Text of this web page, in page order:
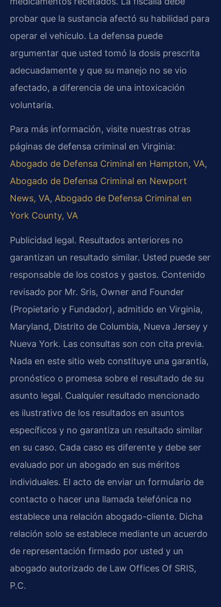
probar que la sustancia afectó su habilidad para
operar el vehículo. La defensa puede
argumentar que usted tomó la dosis prescrita
adecuadamente y que su manejo no se vio
afectado, a diferencia de una intoxicación
voluntaria.
Para más información, visite nuestras otras
páginas de defensa criminal en Virginia:
Abogado de Defensa Criminal en Hampton, VA,
Abogado de Defensa Criminal en Newport
News, VA, Abogado de Defensa Criminal en
York County, VA
Publicidad legal. Resultados anteriores no
garantizan un resultado similar. Usted puede ser
responsable de los costos y gastos. Contenido
revisado por Mr. Sris, Owner and Founder
(Propietario y Fundador), admitido en Virginia,
Maryland, Distrito de Columbia, Nueva Jersey y
Nueva York. Las consultas son con cita previa.
Nada en este sitio web constituye una garantía,
pronóstico o promesa sobre el resultado de su
asunto legal. Cualquier resultado mencionado
es ilustrativo de los resultados en asuntos
específicos y no garantiza un resultado similar
en su caso. Cada caso es diferente y debe ser
evaluado por un abogado en sus méritos
individuales. El acto de enviar un formulario de
contacto o hacer una llamada telefónica no
establece una relación abogado-cliente. Dicha
relación solo se establece mediante un acuerdo
de representación firmado por usted y un
abogado autorizado de Law Offices Of SRIS,
P.C.